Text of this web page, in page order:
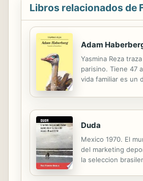
Libros relacionados de
Adam
Yasmina Reza
parisino. Tiene 47
vida familiar es un
Duda
Mexico 1970. El
del marketing
la seleccion